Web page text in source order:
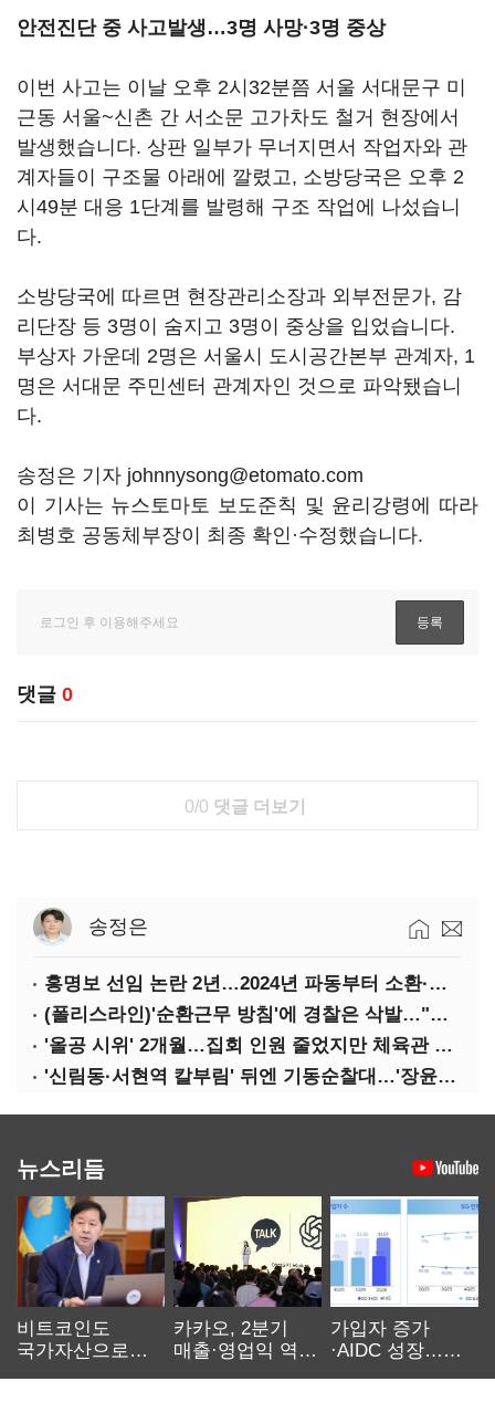
안전진단 중 사고발생…3명 사망·3명 중상
이번 사고는 이날 오후 2시32분쯤 서울 서대문구 미
근동 서울~신촌 간 서소문 고가차도 철거 현장에서
발생했습니다. 상판 일부가 무너지면서 작업자와 관
계자들이 구조물 아래에 깔렸고, 소방당국은 오후 2
시49분 대응 1단계를 발령해 구조 작업에 나섰습니
다.
소방당국에 따르면 현장관리소장과 외부전문가, 감
리단장 등 3명이 숨지고 3명이 중상을 입었습니다.
부상자 가운데 2명은 서울시 도시공간본부 관계자, 1
명은 서대문 주민센터 관계자인 것으로 파악됐습니
다.
송정은 기자 johnnysong@etomato.com
이 기사는 뉴스토마토 보도준칙 및 윤리강령에 따라
최병호 공동체부장이 최종 확인·수정했습니다.
댓글 0
0/0 댓글 더보기
송정은
홍명보 선임 논란 2년…2024년 파동부터 소환·압색까지
(폴리스라인)'순환근무 방침'에 경찰은 삭발…"베테랑·수사력 보강 먼저"
'올공 시위' 2개월…집회 인원 줄었지만 체육관 봉쇄 계속
'신림동·서현역 칼부림' 뒤엔 기동순찰대…'장윤기 은폐·조작' 후엔 내부비리수사대
뉴스리듬
비트코인도
국가자산으로…'
카카오, 2분기
매출·영업익 역대
가입자 증가
·AIDC 성장…